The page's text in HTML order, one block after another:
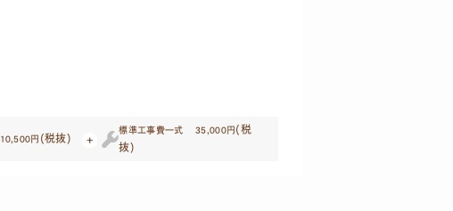
10,500円 (税抜)
標準工事費一式 35,000円 (税
抜)